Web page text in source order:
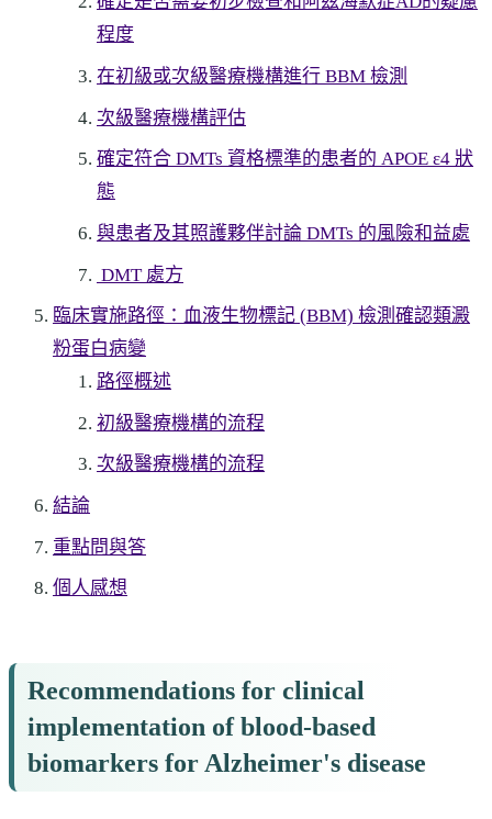
程度
在初級或次級醫療機構進行 BBM 檢測
次級醫療機構評估
確定符合 DMTs 資格標準的患者的 APOE ε4 狀
態
與患者及其照護夥伴討論 DMTs 的風險和益處
DMT 處方
臨床實施路徑：血液生物標記 (BBM) 檢測確認類澱
粉蛋白病變
路徑概述
初級醫療機構的流程
次級醫療機構的流程
結論
重點問與答
個人感想
Recommendations for clinical
implementation of blood-based
biomarkers for Alzheimer's disease